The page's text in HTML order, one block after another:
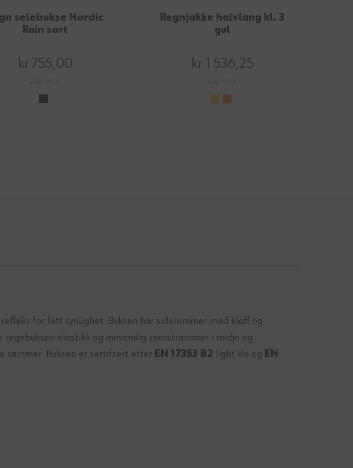
selebukse Nordic
Rain sort
kr 755,00
Regnjakke halvlang kl. 3
gul
kr 1 536,25
for lett synlighet. Buksen har sidelommer med klaff og
elastikk og innvendig snorstrammer i midje og
sømmer. Buksen er sertifsert etter EN 17353 B2 light Vis og EN